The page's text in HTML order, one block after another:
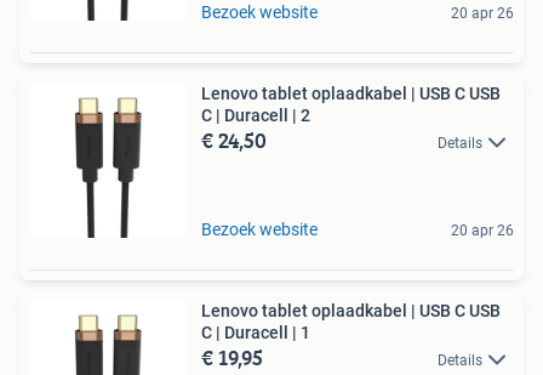
Bezoek website 20 apr 26
Lenovo tablet oplaadkabel | USB C USB
C | Duracell | 2
€ 24,50 Details
Bezoek website 20 apr 26
Lenovo tablet oplaadkabel | USB C USB
C | Duracell | 1
€ 19,95 Details